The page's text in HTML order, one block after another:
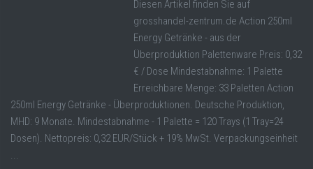
Diesen Artikel finden Sie auf
grosshandel-zentrum.de Action 250ml
Energy Getränke - aus der
Überproduktion Palettenware Preis: 0,32
€ / Dose Mindestabnahme: 1 Palette
Erreichbare Menge: 33 Paletten Action
250ml Energy Getränke - Überproduktionen. Deutsche Produktion,
MHD: 9 Monate. Mindestabnahme - 1 Palette = 120 Trays (1 Tray=24
Dosen). Nettopreis: 0,32 EUR/Stück + 19% MwSt. Verpackungseinheit
...